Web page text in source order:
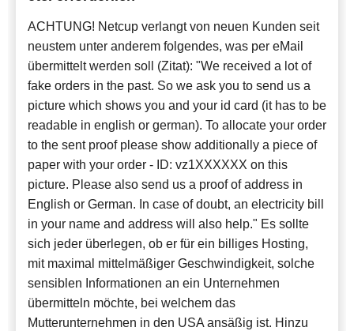
ACHTUNG! Netcup verlangt von neuen Kunden seit
neustem unter anderem folgendes, was per eMail
übermittelt werden soll (Zitat): "We received a lot of
fake orders in the past. So we ask you to send us a
picture which shows you and your id card (it has to be
readable in english or german). To allocate your order
to the sent proof please show additionally a piece of
paper with your order - ID: vz1XXXXXX on this
picture. Please also send us a proof of address in
English or German. In case of doubt, an electricity bill
in your name and address will also help." Es sollte
sich jeder überlegen, ob er für ein billiges Hosting,
mit maximal mittelmäßiger Geschwindigkeit, solche
sensiblen Informationen an ein Unternehmen
übermitteln möchte, bei welchem das
Mutterunternehmen in den USA ansäßig ist. Hinzu